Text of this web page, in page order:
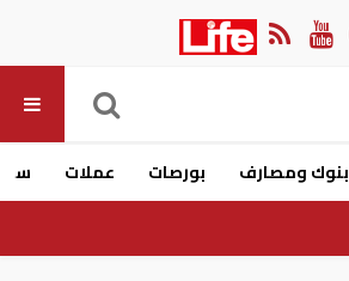
بنوك ومصارف بورصات عملات